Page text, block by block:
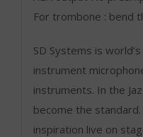
For trombone : bend
SD Systems is
instrument
instruments. In the
become the
inspiration live on